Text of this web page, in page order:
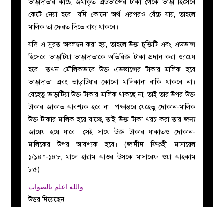
ভাড়াদাতার কাছে জমাকৃত এডভান্সের টাকা থেকে ভাড়া হিসেবে
কেটে নেয়া হবে। যদি কোনো অর্থ এরপরও বেঁচে যায়, তাহলে
মালিক তা ফেরত দিতে বাধ্য থাকবে।
যদি এ সুরত অবলম্বন করা হয়, তাহলে উক্ত চুক্তিটি এবং এডভান্স
হিসেবে ভাড়াটিয়া ভাড়াদাতাকে অতিরিক্ত টাকা প্রদান করা জায়েয
হবে। তখন মৌলিকভাবে উক্ত এডভান্সের টাকার মালিক হবে
ভাড়াদাতা এবং ভাড়াটিয়ার কোনো মালিকানা বাকি থাকবে না।
যেহেতু ভাড়াটিয়া উক্ত টাকার মালিক থাকছে না, তাই তার উপর উক্ত
টাকার জাকাত আবশ্যক হবে না। পক্ষান্তরে যেহেতু দোকান-মালিক
উক্ত টাকার মালিক হয়ে যাচ্ছে, তাই উক্ত টাকা খরচ করা তার জন্য
জায়েয হয়ে যাবে। সেই সাথে উক্ত টাকার যাকাতও দোকান-
মালিকের উপর আবশ্যক হবে। (জাদীদ ফিক্বহী মাসায়েল
১/১৪৭-১৪৮, মালে হারাম আওর উসকে মাসারেফ ওয়া আহকাম
৮৫)
والله اعلم بالصواب
উত্তর দিয়েছেন